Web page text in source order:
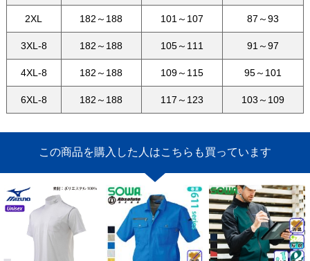
2XL 182～188 101～107 87～93
3XL-8 182～188 105～111 91～97
4XL-8 182～188 109～115 95～101
6XL-8 182～188 117～123 103～109
この商品を購入した人はこちらも買っています